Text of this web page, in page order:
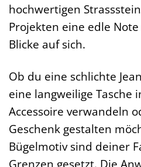
hochwertigen
Projekten eine edle
Blicke auf sich.
Ob du eine schlichte
eine langweilige Tasche
Accessoire verwandeln
Geschenk gestalten
Bügelmotiv sind deiner
Grenzen gesetzt. Die